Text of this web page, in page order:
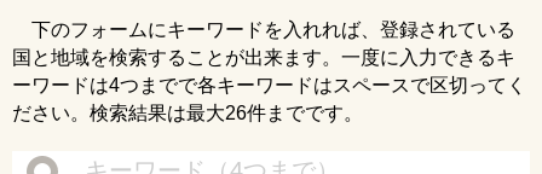
下のフォームにキーワードを入れれば、登録されている
国と地域を検索することが出来ます。一度に入力できるキ
ーワードは4つまでで各キーワードはスペースで区切ってく
ださい。検索結果は最大26件までです。